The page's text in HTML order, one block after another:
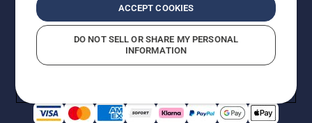
unverbindliche Preisempfehlungen (inkl. MwSt), es sei
denn sie sind für den direkten Kauf verfügbar.
Cookie-RichtlinieNutzungsbedingungen Datenschutzerklärung
Vermutete Verstöße melden
ACCEPT COOKIES
DO NOT SELL OR SHARE MY PERSONAL
INFORMATION